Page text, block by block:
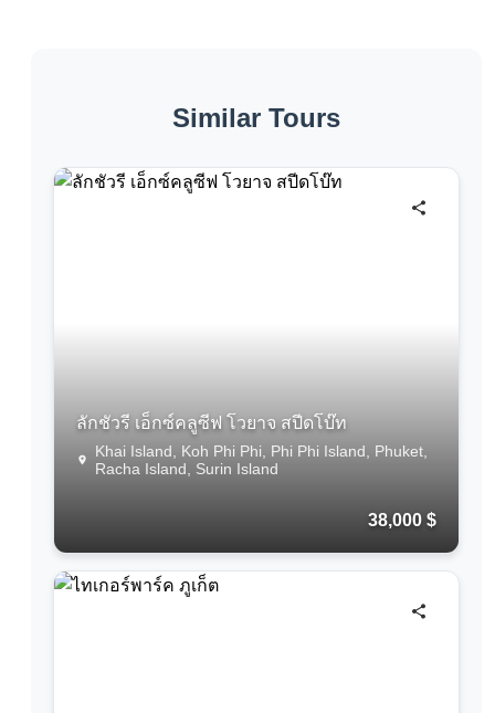
Similar Tours
ลักชัวรี เอ็กซ์คลูซีฟ โวยาจ สปีดโบ๊ท
Khai Island, Koh Phi Phi, Phi Phi Island, Phuket,
Racha Island, Surin Island
38,000 $